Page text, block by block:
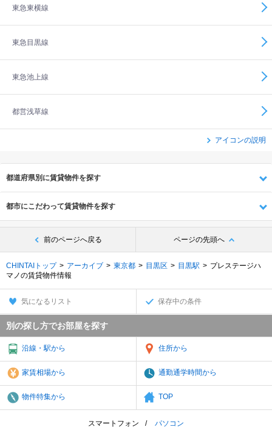
東急東横線
東急目黒線
東急池上線
都営浅草線
アイコンの説明
都道府県別に賃貸物件を探す
都市にこだわって賃貸物件を探す
前のページへ戻る ページの先頭へ
CHINTAIトップ アーカイブ 東京都 目黒区 目黒駅
プレステージハ
マノの賃貸物件情報
気になるリスト 保存中の条件
別の探し方でお部屋を探す
沿線・駅から 住所から
家賃相場から 通勤通学時間から
物件特集から TOP
スマートフォン パソコン